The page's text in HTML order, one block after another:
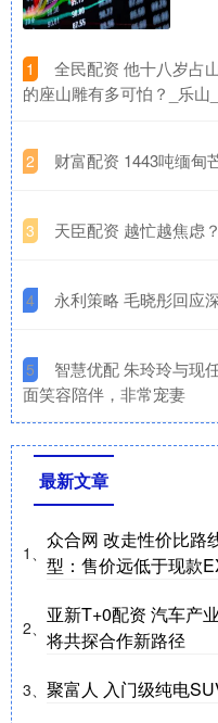
1
全民配资 他十八岁占
的座山雕有多可怕？_乐山
2 财富配资 1443吨缅甸
3 天臣配资 越忙越焦虑
4 永利策略 毛晓彤回应
5
智慧优配 朱玲玲与现
面笑容陪伴，非常宠妻
最新文章
1、
众合网 改走性价比路
型：售价远低于现款
2、
亚新T+0配资 汽车产
将共探合作新路径
3、 聚富人 入门级纯电